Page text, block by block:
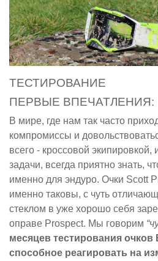
ТЕСТИРОВАНИЕ
ПЕРВЫЕ ВПЕЧАТЛЕНИЯ:
В мире, где нам так часто
компромиссы и
всего - кроссовой
задачи, всегда приятно знать,
именно для эндуро. Очки Scott
именно таковы, с чуть
стеклом в уже хорошо себя
оправе Prospect. Мы говорим
месяцев тестирования очков
способное реагировать на